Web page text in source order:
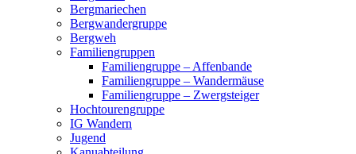
Bergmariechen
Bergwandergruppe
Bergweh
Familiengruppen
Familiengruppe – Affenbande
Familiengruppe – Wandermäuse
Familiengruppe – Zwergsteiger
Hochtourengruppe
IG Wandern
Jugend